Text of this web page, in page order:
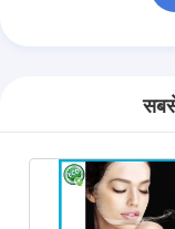
सबसे